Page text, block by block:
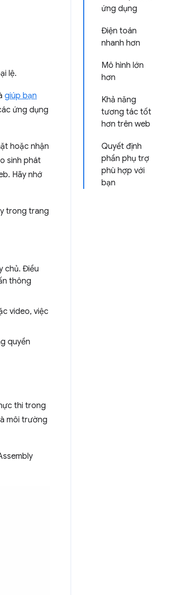
ứng dụng
Điện toán
nhanh hơn
Mô hình lớn
hơn
Khả năng
tương tác tốt
hơn trên web
Quyết định
phần phụ trợ
phù hợp với
bạn
lệ.
giúp bạn
ứng dụng
hoặc nhận
sinh phát
Hãy nhớ
trong trang
chủ. Điều
thông
video, việc
quyền
thi trong
môi trường